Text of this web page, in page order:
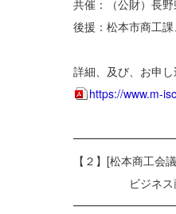
共催：（公財）長
後援：松本市商工
詳細、及び、お申し
https://www.m-
【２】[松本商工会
ビジネス商談